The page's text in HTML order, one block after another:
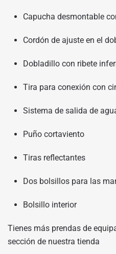
Capucha desmontable
Cordón de ajuste en el
Dobladillo con ribete
Tira para conexión con
Sistema de salida de
Puño cortaviento
Tiras reflectantes
Dos bolsillos para las
Bolsillo interior
Tienes más prendas de
sección de nuestra tienda